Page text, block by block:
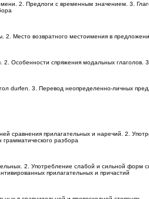
2. Предлоги с временным значением. 3.
2. Место возвратного местоимения в
2. Особенности спряжения модальных
durfen. 3. Перевод неопределенно-личных
сравнения прилагательных и наречий. 2.
разбора
2. Употребление слабой и сильной
прилагательных и причастий